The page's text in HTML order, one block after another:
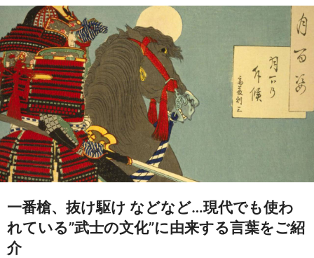
一番槍、抜け駆け などなど…現代でも使わ
れている”武士の文化”に由来する言葉をご紹
介